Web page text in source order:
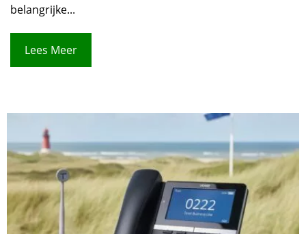
belangrijke...
Lees Meer